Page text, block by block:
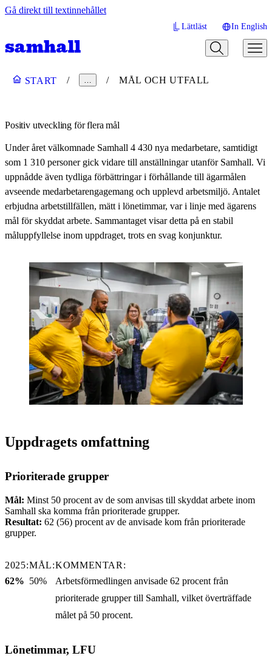
Gå direkt till textinnehållet
Lättläst In English
START … MÅL OCH UTFALL
Positiv utveckling för flera mål
Under året välkomnade Samhall 4 430 nya medarbetare, samtidigt
som 1 310 personer gick vidare till anställningar utanför Samhall. Vi
uppnådde även tydliga förbättringar i förhållande till ägarmålen
avseende medarbetarengagemang och upplevd arbetsmiljö. Antalet
erbjudna arbetstillfällen, mätt i lönetimmar, var i linje med ägarens
mål för skyddat arbete. Sammantaget visar detta på en stabil
måluppfyllelse inom uppdraget, trots en svag konjunktur.
Uppdragets omfattning
Prioriterade grupper
Mål: Minst 50 procent av de som anvisas till skyddat arbete inom
Samhall ska komma från prioriterade grupper.
Resultat: 62 (56) procent av de anvisade kom från prioriterade
grupper.
2025:MÅL:KOMMENTAR:
62% 50%
Arbetsförmedlingen anvisade 62 procent från
prioriterade grupper till Samhall, vilket överträffade
målet på 50 procent.
Lönetimmar, LFU